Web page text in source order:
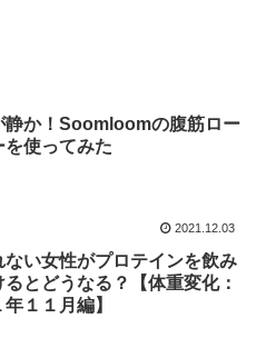
静か！Soomloomの腹筋ロー
を使ってみた
2021.12.03
ない女性がプロテインを飲み
るとどうなる？【体重変化：
年１１月編】